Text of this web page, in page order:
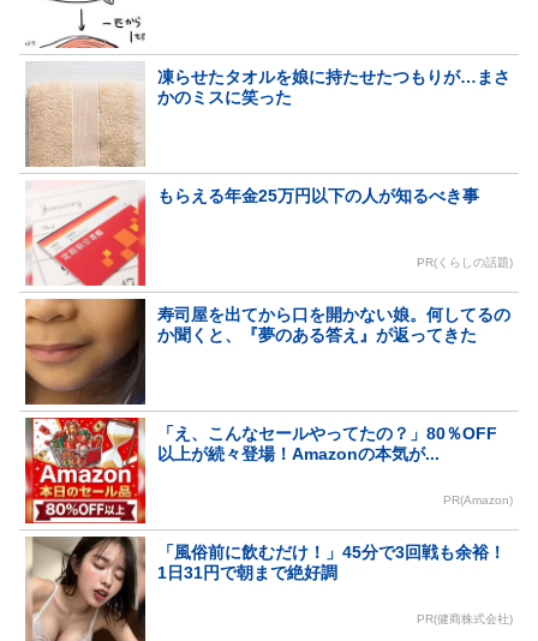
凍らせたタオルを娘に持たせたつもりが…まさ
かのミスに笑った
もらえる年金25万円以下の人が知るべき事
PR(くらしの話題)
寿司屋を出てから口を開かない娘。何してるの
か聞くと、『夢のある答え』が返ってきた
「え、こんなセールやってたの？」80％OFF
以上が続々登場！Amazonの本気が...
PR(Amazon)
「風俗前に飲むだけ！」45分で3回戦も余裕！
1日31円で朝まで絶好調
PR(健商株式会社)